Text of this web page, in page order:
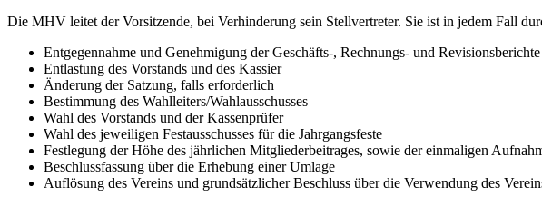
Die MHV leitet der Vorsitzende, bei Verhinderung sein Stellvertreter. Sie ist in jedem Fall
Entgegennahme und Genehmigung der Geschäfts-, Rechnungs- und
Entlastung des Vorstands und des Kassier
Änderung der Satzung, falls erforderlich
Bestimmung des Wahlleiters/Wahlausschusses
Wahl des Vorstands und der Kassenprüfer
Wahl des jeweiligen Festausschusses für die Jahrgangsfeste
Festlegung der Höhe des jährlichen Mitgliederbeitrages, sowie der einmaligen
Beschlussfassung über die Erhebung einer Umlage
Auflösung des Vereins und grundsätzlicher Beschluss über die Verwendung des